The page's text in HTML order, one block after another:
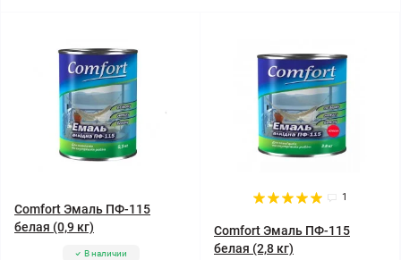
Comfort Эмаль ПФ-115
белая (0,9 кг)
В наличии
1
Comfort Эмаль ПФ-115
белая (2,8 кг)